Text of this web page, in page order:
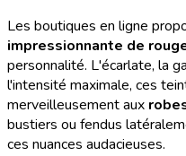
Les boutiques en ligne
impressionnante de
personnalité. L'écarlate, la
l'intensité maximale, ces
merveilleusement aux
bustiers ou fendus
ces nuances audacieuses.